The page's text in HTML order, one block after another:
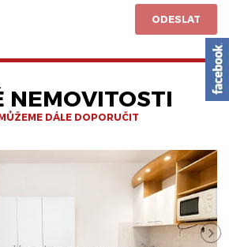
ODESLAT
NEMOVITOSTI
DÁLE DOPORUČIT